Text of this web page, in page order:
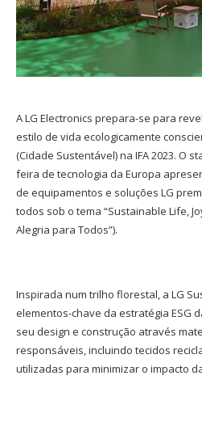
A LG Electronics prepara-se para
estilo de vida ecologicamente
(Cidade Sustentável) na IFA 2023. O
feira de tecnologia da Europa
de equipamentos e soluções LG
todos sob o tema “Sustainable Life,
Alegria para Todos”).
Inspirada num trilho florestal, a LG
elementos-chave da estratégia ESG
seu design e construção através
responsáveis, incluindo tecidos
utilizadas para minimizar o impacto